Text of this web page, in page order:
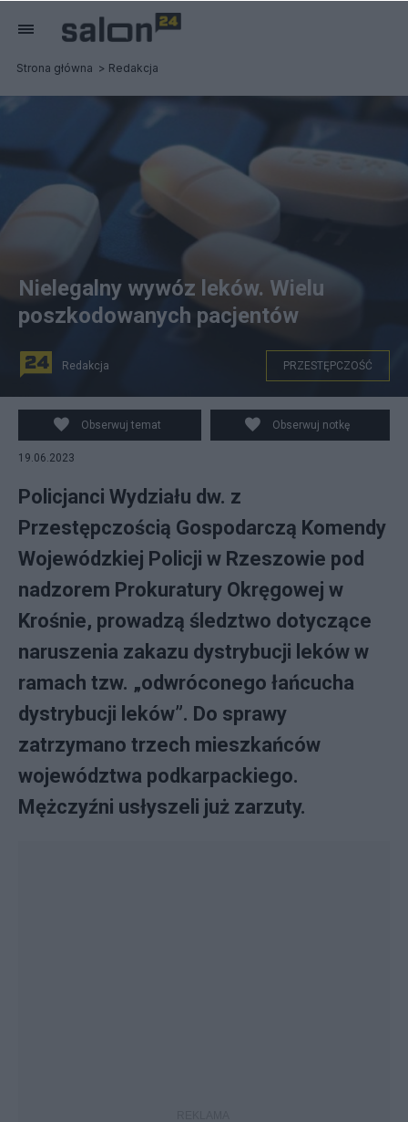
Strona główna Redakcja
Nielegalny wywóz leków. Wielu
poszkodowanych pacjentów
Redakcja PRZESTĘPCZOŚĆ
Obserwuj temat Obserwuj notkę
19.06.2023
Policjanci Wydziału dw. z
Przestępczością Gospodarczą Komendy
Wojewódzkiej Policji w Rzeszowie pod
nadzorem Prokuratury Okręgowej w
Krośnie, prowadzą śledztwo dotyczące
naruszenia zakazu dystrybucji leków w
ramach tzw. „odwróconego łańcucha
dystrybucji leków”. Do sprawy
zatrzymano trzech mieszkańców
województwa podkarpackiego.
Mężczyźni usłyszeli już zarzuty.